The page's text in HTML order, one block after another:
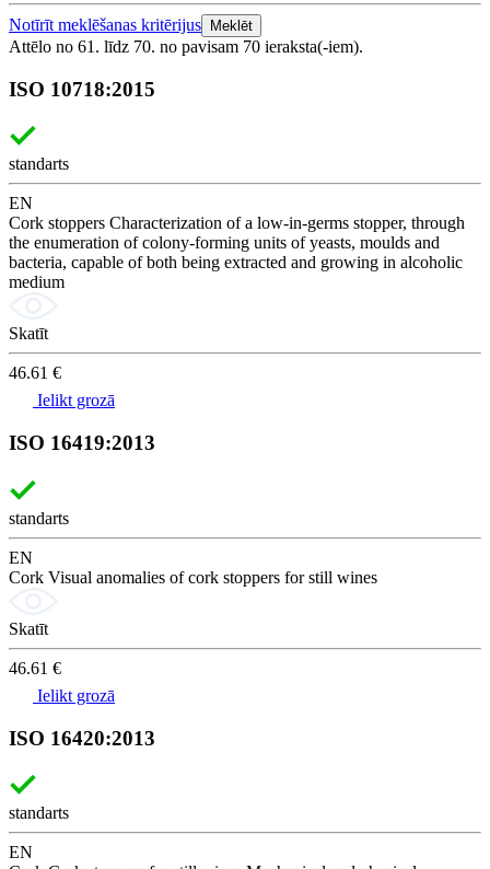
Notīrīt meklēšanas kritērijus Meklēt
Attēlo no 61. līdz 70. no pavisam 70 ieraksta(-iem).
ISO 10718:2015
standarts
EN
Cork stoppers Characterization of a low-in-germs stopper, through
the enumeration of colony-forming units of yeasts, moulds and
bacteria, capable of both being extracted and growing in alcoholic
medium
Skatīt
46.61 €
Ielikt grozā
ISO 16419:2013
standarts
EN
Cork Visual anomalies of cork stoppers for still wines
Skatīt
46.61 €
Ielikt grozā
ISO 16420:2013
standarts
EN